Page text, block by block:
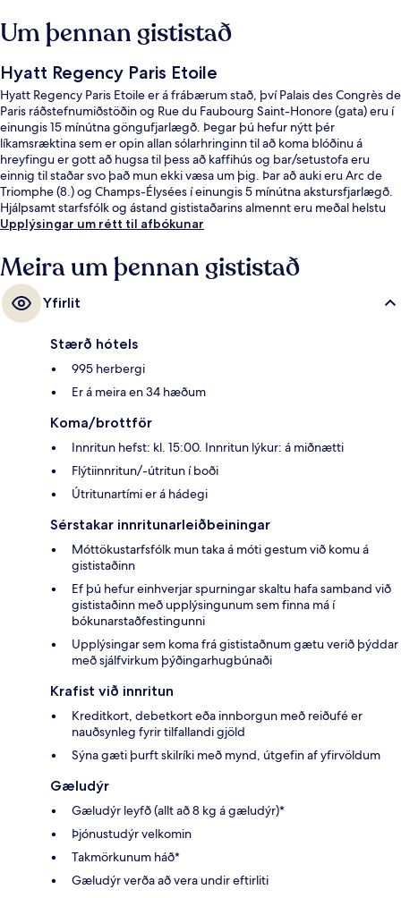
Um þennan gististað
Hyatt Regency Paris Etoile
Hyatt Regency Paris Etoile er á frábærum stað, því Palais des Congrès de
Paris ráðstefnumiðstöðin og Rue du Faubourg Saint-Honore (gata) eru í
einungis 15 mínútna göngufjarlægð. Þegar þú hefur nýtt þér
líkamsræktina sem er opin allan sólarhringinn til að koma blóðinu á
hreyfingu er gott að hugsa til þess að kaffihús og bar/setustofa eru
einnig til staðar svo það mun ekki væsa um þig. Þar að auki eru Arc de
Triomphe (8.) og Champs-Élysées í einungis 5 mínútna akstursfjarlægð.
Hjálpsamt starfsfólk og ástand gististaðarins almennt eru meðal helstu
kosta gististaðarins að mati ferðamanna sem hafa heimsótt hann.
sporvagnastoppistöðin er í nokkurra skrefa fjarlægð og Paris Neuilly-
Porte-Maillot lestarstöðin er í 4 mínútna göngufjarlægð.
Upplýsingar um rétt til afbókunar
Meira um þennan gististað
Yfirlit
Stærð hótels
995 herbergi
Er á meira en 34 hæðum
Koma/brottför
Innritun hefst: kl. 15:00. Innritun lýkur: á miðnætti
Flýtiinnritun/-útritun í boði
Útritunartími er á hádegi
Sérstakar innritunarleiðbeiningar
Móttökustarfsfólk mun taka á móti gestum við komu á
gististaðinn
Ef þú hefur einhverjar spurningar skaltu hafa samband við
gististaðinn með upplýsingunum sem finna má í
bókunarstaðfestingunni
Upplýsingar sem koma frá gististaðnum gætu verið þýddar
með sjálfvirkum þýðingarhugbúnaði
Krafist við innritun
Kreditkort, debetkort eða innborgun með reiðufé er
nauðsynleg fyrir tilfallandi gjöld
Sýna gæti þurft skilríki með mynd, útgefin af yfirvöldum
Gæludýr
Gæludýr leyfð (allt að 8 kg á gæludýr)*
Þjónustudýr velkomin
Takmörkunum háð*
Gæludýr verða að vera undir eftirliti